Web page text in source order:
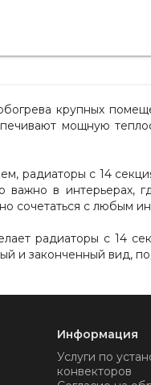
отмечу, что хорошая
высоту паркинга,
крупных
мощную
радиаторы с 14
в
сочетаться с любым
радиаторы с 14
законченный вид,
Информация
Услуги по
конвекторов